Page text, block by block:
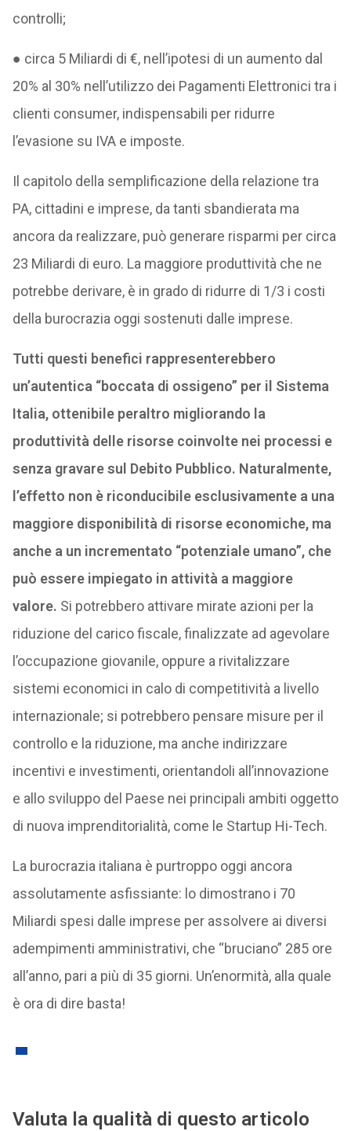
controlli;
● circa 5 Miliardi di €, nell’ipotesi di un aumento dal
20% al 30% nell’utilizzo dei Pagamenti Elettronici tra i
clienti consumer, indispensabili per ridurre
l’evasione su IVA e imposte.
Il capitolo della semplificazione della relazione tra
PA, cittadini e imprese, da tanti sbandierata ma
ancora da realizzare, può generare risparmi per circa
23 Miliardi di euro. La maggiore produttività che ne
potrebbe derivare, è in grado di ridurre di 1/3 i costi
della burocrazia oggi sostenuti dalle imprese.
Tutti questi benefici rappresenterebbero
un’autentica “boccata di ossigeno” per il Sistema
Italia, ottenibile peraltro migliorando la
produttività delle risorse coinvolte nei processi e
senza gravare sul Debito Pubblico. Naturalmente,
l’effetto non è riconducibile esclusivamente a una
maggiore disponibilità di risorse economiche, ma
anche a un incrementato “potenziale umano”, che
può essere impiegato in attività a maggiore
valore. Si potrebbero attivare mirate azioni per la
riduzione del carico fiscale, finalizzate ad agevolare
l’occupazione giovanile, oppure a rivitalizzare
sistemi economici in calo di competitività a livello
internazionale; si potrebbero pensare misure per il
controllo e la riduzione, ma anche indirizzare
incentivi e investimenti, orientandoli all’innovazione
e allo sviluppo del Paese nei principali ambiti oggetto
di nuova imprenditorialità, come le Startup Hi-Tech.
La burocrazia italiana è purtroppo oggi ancora
assolutamente asfissiante: lo dimostrano i 70
Miliardi spesi dalle imprese per assolvere ai diversi
adempimenti amministrativi, che “bruciano” 285 ore
all’anno, pari a più di 35 giorni. Un’enormità, alla quale
è ora di dire basta!
Valuta la qualità di questo articolo